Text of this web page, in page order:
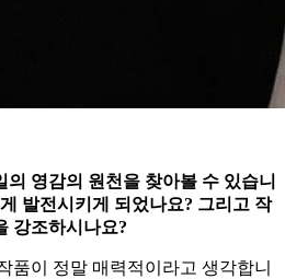
영감의 원천을 찾아볼 수 있습니
발전시키게 되었나요? 그리고 작
강조하시나요?
품이 정말 매력적이라고 생각합니